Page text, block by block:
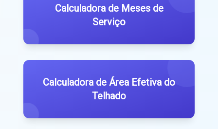
Calculadora de Meses de
Serviço
Calculadora de Área Efetiva do
Telhado